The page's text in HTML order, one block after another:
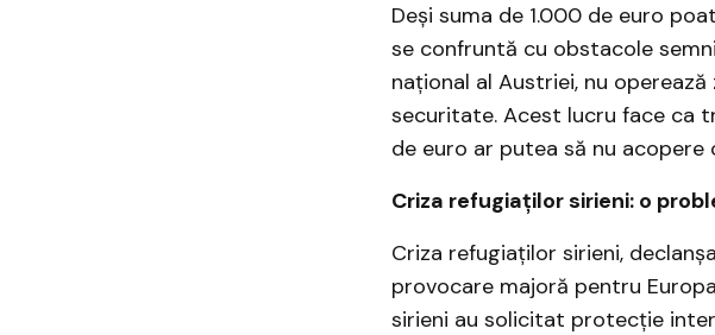
Deși suma de 1.000 de euro
se confruntă cu obstacole
național al Austriei, nu
securitate. Acest lucru face ca
de euro ar putea să nu
Criza refugiaților sirieni: o
Criza refugiaților sirieni,
provocare majoră pentru
sirieni au solicitat protecție